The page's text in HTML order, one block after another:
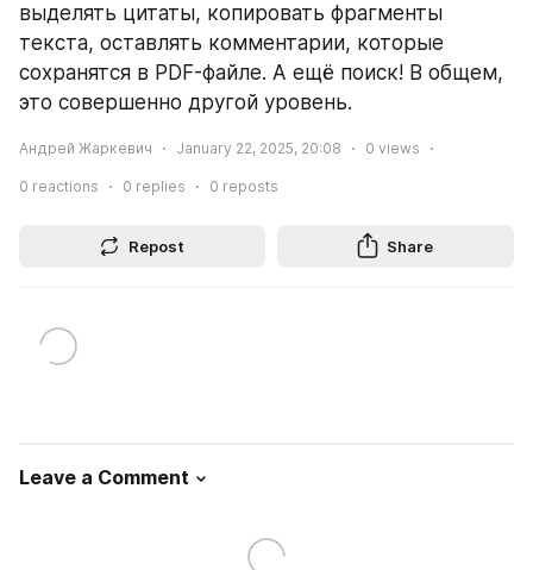
выделять цитаты, копировать фрагменты
текста, оставлять комментарии, которые
сохранятся в PDF-файле. А ещё поиск! В общем,
это совершенно другой уровень.
Андрей Жаркевич January 22, 2025, 20:08 0 views
0 reactions 0 replies 0 reposts
Repost Share
Leave a Comment